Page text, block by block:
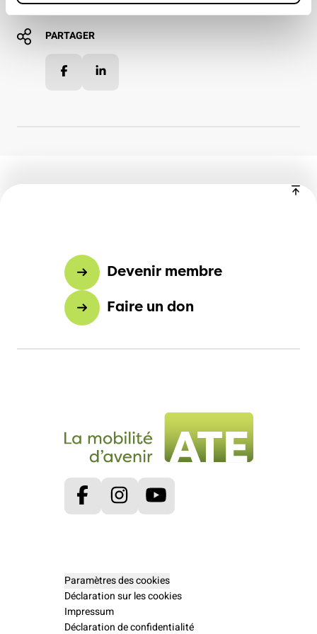
PARTAGER
Facebook
Devenir membre
Faire un don
FacebookInstagram
Paramètres des cookies
Déclaration sur les cookies
Impressum
Déclaration de confidentialité